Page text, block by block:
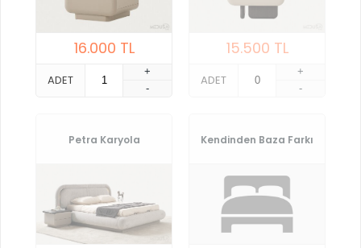
16.000 TL
ADET
+
-
15.500 TL
ADET
+
-
Petra Karyola Kendinden Baza Farkı